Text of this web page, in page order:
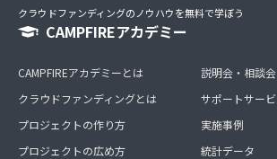
クラウドファンディングのノウハウを無料で学ぼう
CAMPFIREアカデミー
CAMPFIREアカデミーとは
クラウドファンディングとは
プロジェクトの作り方
プロジェクトの広め方
説明会・相談会
サポートサービ
実施事例
統計データ